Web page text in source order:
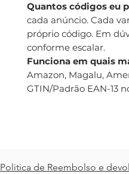
Quantos códigos eu
cada anúncio. Cada
próprio código. Em
conforme escalar.
Funciona em quais
Amazon, Magalu,
GTIN/Padrão EAN-13
Politica de Reembolso e